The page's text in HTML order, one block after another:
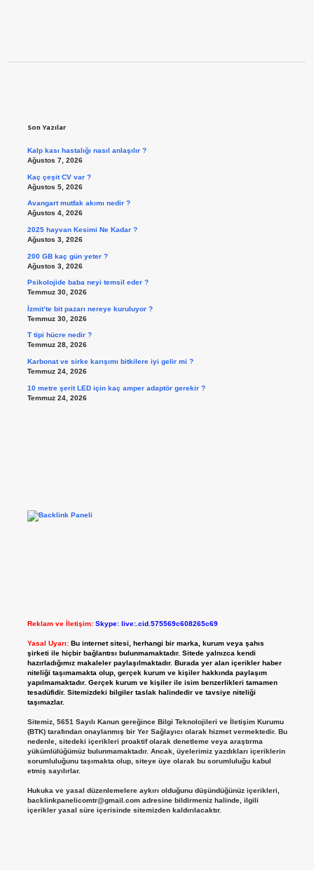
Son Yazılar
Kalp kası hastalığı nasıl anlaşılır ?
Ağustos 7, 2026
Kaç çeşit CV var ?
Ağustos 5, 2026
Avangart mutfak akımı nedir ?
Ağustos 4, 2026
2025 hayvan Kesimi Ne Kadar ?
Ağustos 3, 2026
200 GB kaç gün yeter ?
Ağustos 3, 2026
Psikolojide baba neyi temsil eder ?
Temmuz 30, 2026
İzmit’te bit pazarı nereye kuruluyor ?
Temmuz 30, 2026
T tipi hücre nedir ?
Temmuz 28, 2026
Karbonat ve sirke karışımı bitkilere iyi gelir mi ?
Temmuz 24, 2026
10 metre şerit LED için kaç amper adaptör gerekir ?
Temmuz 24, 2026
Reklam ve İletişim: Skype: live:.cid.575569c608265c69
Yasal Uyarı: Bu internet sitesi, herhangi bir marka, kurum veya şahıs
şirketi ile hiçbir bağlantısı bulunmamaktadır. Sitede yalnızca kendi
hazırladığımız makaleler paylaşılmaktadır. Burada yer alan içerikler haber
niteliği taşımamakta olup, gerçek kurum ve kişiler hakkında paylaşım
yapılmamaktadır. Gerçek kurum ve kişiler ile isim benzerlikleri tamamen
tesadüfidir. Sitemizdeki bilgiler taslak halindedir ve tavsiye niteliği
taşımazlar.
Sitemiz, 5651 Sayılı Kanun gereğince Bilgi Teknolojileri ve İletişim Kurumu
(BTK) tarafından onaylanmış bir Yer Sağlayıcı olarak hizmet vermektedir. Bu
nedenle, sitedeki içerikleri proaktif olarak denetleme veya araştırma
yükümlülüğümüz bulunmamaktadır. Ancak, üyelerimiz yazdıkları içeriklerin
sorumluluğunu taşımakta olup, siteye üye olarak bu sorumluluğu kabul
etmiş sayılırlar.
Hukuka ve yasal düzenlemelere aykırı olduğunu düşündüğünüz içerikleri,
backlinkpanelicomtr@gmail.comadresine bildirmeniz halinde, ilgili
içerikler yasal süre içerisinde sitemizden kaldırılacaktır.